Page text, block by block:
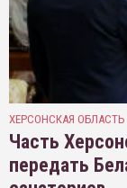
ХЕРСОНСКАЯ ОБЛАСТЬ
Часть
передать